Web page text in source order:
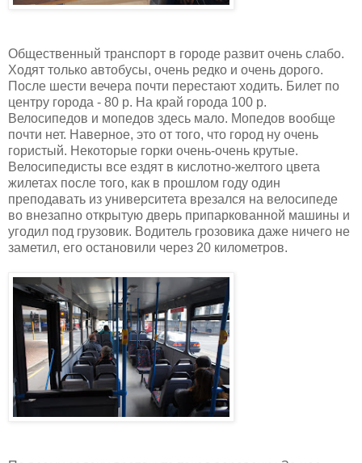
Общественный транспорт в городе развит очень слабо.
Ходят только автобусы, очень редко и очень дорого.
После шести вечера почти перестают ходить. Билет по
центру города - 80 р. На край города 100 р.
Велосипедов и мопедов здесь мало. Мопедов вообще
почти нет. Наверное, это от того, что город ну очень
гористый. Некоторые горки очень-очень крутые.
Велосипедисты все ездят в кислотно-желтого цвета
жилетах после того, как в прошлом году один
преподавать из университета врезался на велосипеде
во внезапно открытую дверь припаркованной машины и
угодил под грузовик. Водитель грозовика даже ничего не
заметил, его остановили через 20 километров.